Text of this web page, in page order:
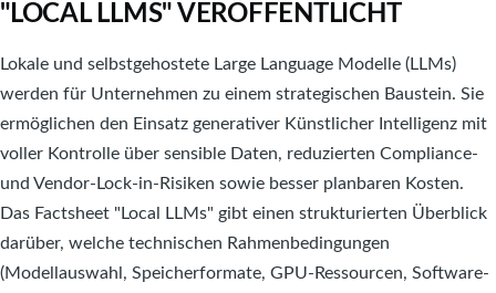
"Mitarbeitergewinnung"
veröffentlicht
"LOCAL LLMS" VERÖFFENTLICHT
Lokale und selbstgehostete Large Language Modelle (LLMs)
werden für Unternehmen zu einem strategischen Baustein. Sie
ermöglichen den Einsatz generativer Künstlicher Intelligenz mit
voller Kontrolle über sensible Daten, reduzierten Compliance-
und Vendor-Lock-in-Risiken sowie besser planbaren Kosten.
Das Factsheet "Local LLMs" gibt einen strukturierten Überblick
darüber, welche technischen Rahmenbedingungen
(Modellauswahl, Speicherformate, GPU-Ressourcen, Software-